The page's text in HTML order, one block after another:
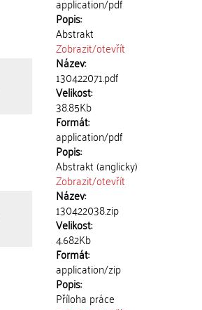
Popis:
Abstrakt
Zobrazit/otevřít
Název:
130422071.pdf
Velikost:
38.85Kb
Formát:
application/pdf
Popis:
Abstrakt (anglicky)
Zobrazit/otevřít
Název:
130422038.zip
Velikost:
4.682Kb
Formát:
application/zip
Popis:
Příloha práce